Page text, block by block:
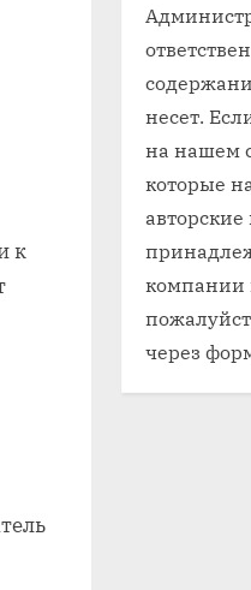
к
несет.
на нашем
которые
авторские
компании
через